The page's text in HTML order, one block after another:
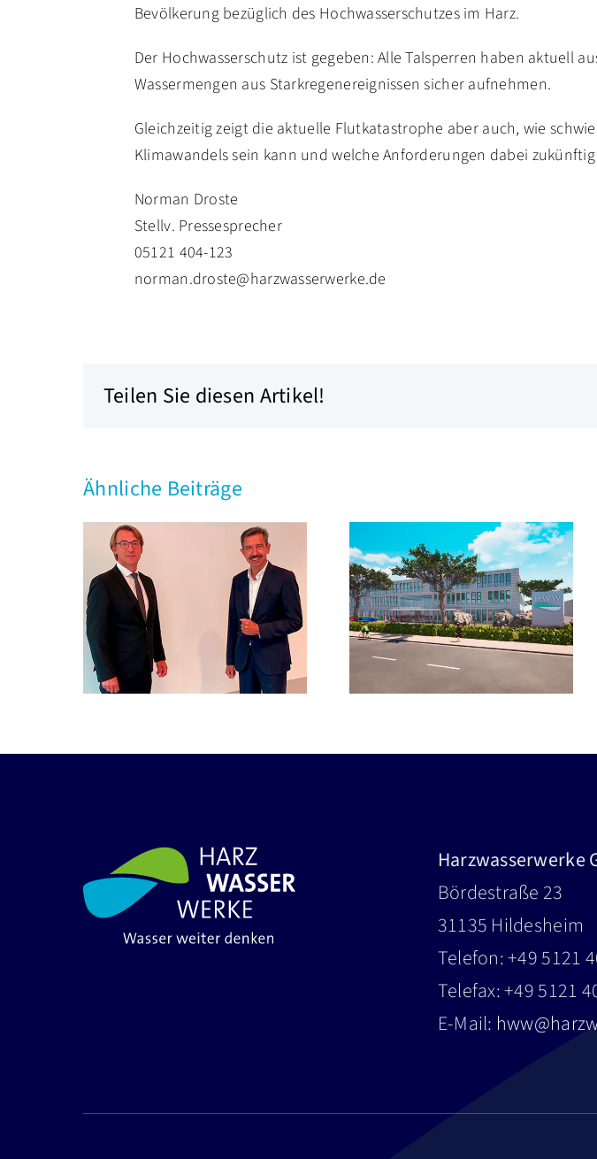
Bevölkerung bezüglich des Hochwasserschutzes im Harz.
Der Hochwasserschutz ist gegeben: Alle Talsperren haben aktuell
Wassermengen aus Starkregenereignissen sicher aufnehmen.
Gleichzeitig zeigt die aktuelle Flutkatastrophe aber auch, wie
Klimawandels sein kann und welche Anforderungen dabei
Norman Droste
Stellv. Pressesprecher
05121 404-123
norman.droste@harzwasserwerke.de
Teilen Sie diesen Artikel!
Ähnliche Beiträge
Neue
Unternehmenszentrale
für die
Harzwasserwerke
UFZ und HWW
erwarten erneute
Sommer-Dürre
Harzwasserwerke
Bördestraße 23
31135 Hildesheim
Telefon: +49 5121
Telefax: +49 5121
E-Mail: